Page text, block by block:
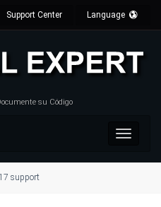
Support Center Language
su Código
Toggle
support